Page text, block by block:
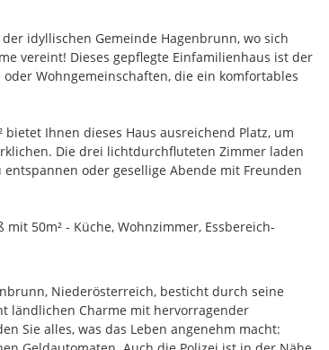
idyllischen Gemeinde Hagenbrunn, wo sich
vereint! Dieses gepflegte Einfamilienhaus ist der
Wohngemeinschaften, die ein komfortables
Ihnen dieses Haus ausreichend Platz, um
Die drei lichtdurchfluteten Zimmer laden
oder gesellige Abende mit Freunden
50m² - Küche, Wohnzimmer, Essbereich-
Zimmer mit wunderbaren Ausblick.
Bad mit einem Vorraum!
Niederösterreich, besticht durch seine
ländlichen Charme mit hervorragender
Sie alles, was das Leben angenehm macht: